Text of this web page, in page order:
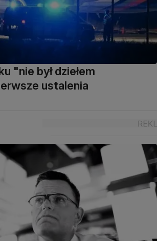
"nie był dziełem
ustalenia